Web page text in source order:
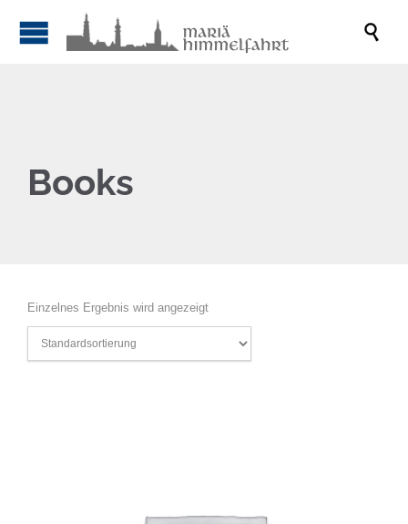

Books
Einzelnes Ergebnis wird angezeigt